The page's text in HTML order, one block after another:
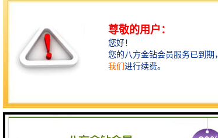
楼承板的作用是是在施工阶段能够承受湿混凝土及
使他们模板和受力钢筋形成一个整体。